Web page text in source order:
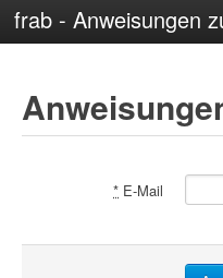
frab - Anweisungen
* E-Mail